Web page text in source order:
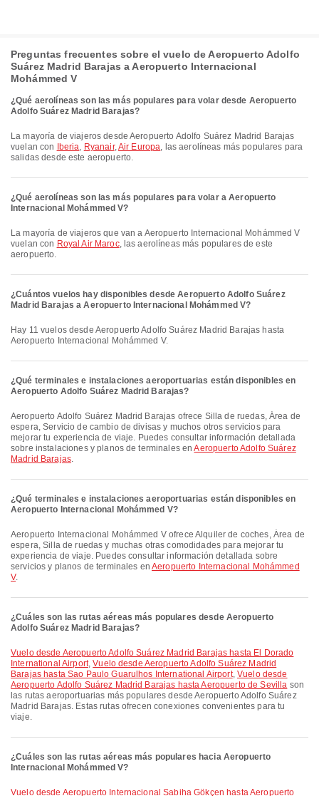
Preguntas frecuentes sobre el vuelo de Aeropuerto Adolfo
Suárez Madrid Barajas a Aeropuerto Internacional
Mohámmed V
¿Qué aerolíneas son las más populares para volar desde Aeropuerto
Adolfo Suárez Madrid Barajas?
La mayoría de viajeros desde Aeropuerto Adolfo Suárez Madrid Barajas
vuelan con
Iberia, Ryanair,Air Europa, las aerolíneas más populares para
salidas desde este aeropuerto.
¿Qué aerolíneas son las más populares para volar a Aeropuerto
Internacional Mohámmed V?
La mayoría de viajeros que van a Aeropuerto Internacional Mohámmed V
vuelan con Royal Air Maroc, las aerolíneas más populares de este
aeropuerto.
¿Cuántos vuelos hay disponibles desde Aeropuerto Adolfo Suárez
Madrid Barajas a Aeropuerto Internacional Mohámmed V?
Hay 11 vuelos desde Aeropuerto Adolfo Suárez Madrid Barajas hasta
Aeropuerto Internacional Mohámmed V.
¿Qué terminales e instalaciones aeroportuarias están disponibles en
Aeropuerto Adolfo Suárez Madrid Barajas?
Aeropuerto Adolfo Suárez Madrid Barajas ofrece Silla de ruedas, Área de
espera, Servicio de cambio de divisas y muchos otros servicios para
mejorar tu experiencia de viaje. Puedes consultar información detallada
sobre instalaciones y planos de terminales enAeropuerto Adolfo Suárez
Madrid Barajas.
¿Qué terminales e instalaciones aeroportuarias están disponibles en
Aeropuerto Internacional Mohámmed V?
Aeropuerto Internacional Mohámmed V ofrece Alquiler de coches, Área de
espera, Silla de ruedas y muchas otras comodidades para mejorar tu
experiencia de viaje. Puedes consultar información detallada sobre
servicios y planos de terminales enAeropuerto Internacional Mohámmed
V.
¿Cuáles son las rutas aéreas más populares desde Aeropuerto
Adolfo Suárez Madrid Barajas?
Vuelo desde Aeropuerto Adolfo Suárez Madrid Barajas hasta El Dorado
International Airport,Vuelo desde Aeropuerto Adolfo Suárez Madrid
Barajas hasta Sao Paulo Guarulhos International Airport, Vuelo desde
Aeropuerto Adolfo Suárez Madrid Barajas hasta Aeropuerto de Sevilla son
las rutas aeroportuarias más populares desde Aeropuerto Adolfo Suárez
Madrid Barajas. Estas rutas ofrecen conexiones convenientes para tu
viaje.
¿Cuáles son las rutas aéreas más populares hacia Aeropuerto
Internacional Mohámmed V?
Vuelo desde Aeropuerto Internacional Sabiha Gökçen hasta Aeropuerto